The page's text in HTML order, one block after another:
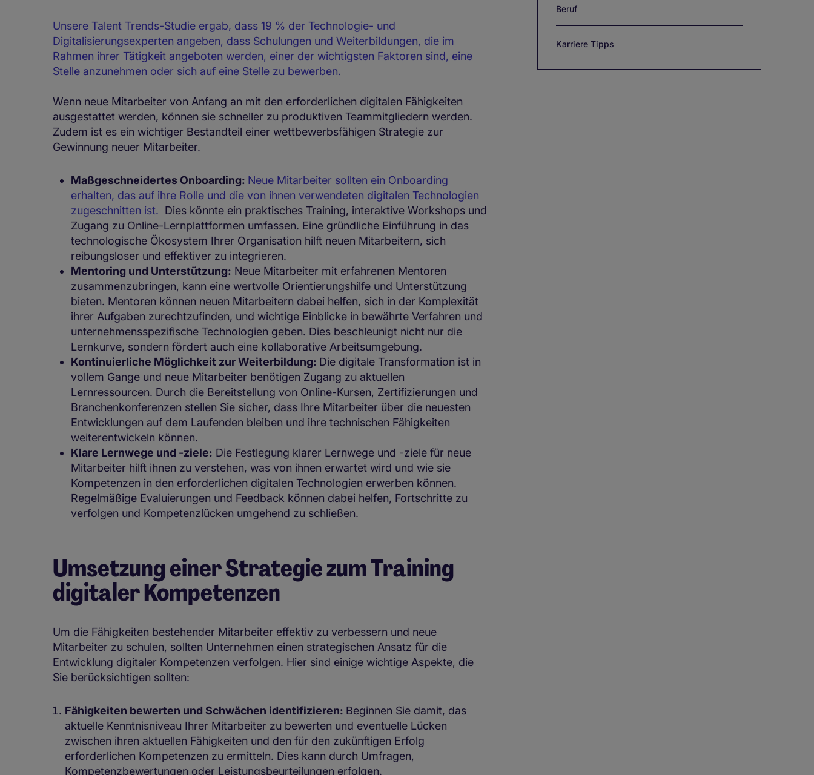
Unsere Talent Trends-Studie ergab, dass 19 % der Technologie- und
Digitalisierungsexperten angeben, dass Schulungen und Weiterbildungen, die im
Rahmen ihrer Tätigkeit angeboten werden, einer der wichtigsten Faktoren sind, eine
Stelle anzunehmen oder sich auf eine Stelle zu bewerben.
Wenn neue Mitarbeiter von Anfang an mit den erforderlichen digitalen Fähigkeiten
ausgestattet werden, können sie schneller zu produktiven Teammitgliedern werden.
Zudem ist es ein wichtiger Bestandteil einer wettbewerbsfähigen Strategie zur
Gewinnung neuer Mitarbeiter.
Maßgeschneidertes Onboarding: Neue Mitarbeiter sollten ein Onboarding
erhalten, das auf ihre Rolle und die von ihnen verwendeten digitalen Technologien
zugeschnitten ist. Dies könnte ein praktisches Training, interaktive Workshops und
Zugang zu Online-Lernplattformen umfassen. Eine gründliche Einführung in das
technologische Ökosystem Ihrer Organisation hilft neuen Mitarbeitern, sich
reibungsloser und effektiver zu integrieren.
Mentoring und Unterstützung: Neue Mitarbeiter mit erfahrenen Mentoren
zusammenzubringen, kann eine wertvolle Orientierungshilfe und Unterstützung
bieten. Mentoren können neuen Mitarbeitern dabei helfen, sich in der Komplexität
ihrer Aufgaben zurechtzufinden, und wichtige Einblicke in bewährte Verfahren und
unternehmensspezifische Technologien geben. Dies beschleunigt nicht nur die
Lernkurve, sondern fördert auch eine kollaborative Arbeitsumgebung.
Kontinuierliche Möglichkeit zur Weiterbildung: Die digitale Transformation ist in
vollem Gange und neue Mitarbeiter benötigen Zugang zu aktuellen
Lernressourcen. Durch die Bereitstellung von Online-Kursen, Zertifizierungen und
Branchenkonferenzen stellen Sie sicher, dass Ihre Mitarbeiter über die neuesten
Entwicklungen auf dem Laufenden bleiben und ihre technischen Fähigkeiten
weiterentwickeln können.
Klare Lernwege und -ziele: Die Festlegung klarer Lernwege und -ziele für neue
Mitarbeiter hilft ihnen zu verstehen, was von ihnen erwartet wird und wie sie
Kompetenzen in den erforderlichen digitalen Technologien erwerben können.
Regelmäßige Evaluierungen und Feedback können dabei helfen, Fortschritte zu
verfolgen und Kompetenzlücken umgehend zu schließen.
Umsetzung einer Strategie zum Training
digitaler Kompetenzen
Um die Fähigkeiten bestehender Mitarbeiter effektiv zu verbessern und neue
Mitarbeiter zu schulen, sollten Unternehmen einen strategischen Ansatz für die
Entwicklung digitaler Kompetenzen verfolgen. Hier sind einige wichtige Aspekte, die
Sie berücksichtigen sollten:
Fähigkeiten bewerten und Schwächen identifizieren: Beginnen Sie damit, das
aktuelle Kenntnisniveau Ihrer Mitarbeiter zu bewerten und eventuelle Lücken
zwischen ihren aktuellen Fähigkeiten und den für den zukünftigen Erfolg
erforderlichen Kompetenzen zu ermitteln. Dies kann durch Umfragen,
Kompetenzbewertungen oder Leistungsbeurteilungen erfolgen.
Beruf
Karriere Tipps